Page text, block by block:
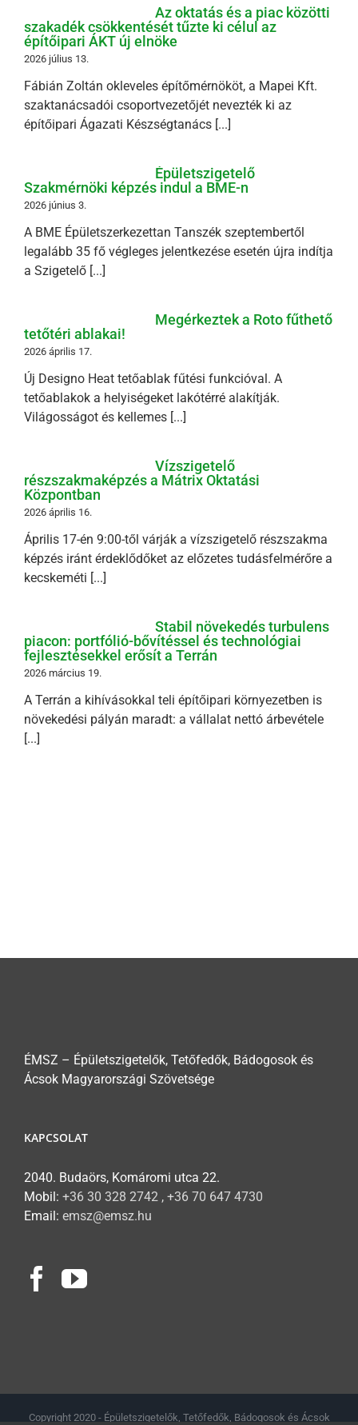
Az oktatás és a piac közötti
szakadék csökkentését tűzte ki célul az
építőipari ÁKT új elnöke
2026 július 13.
Fábián Zoltán okleveles építőmérnököt, a Mapei Kft.
szaktanácsadói csoportvezetőjét nevezték ki az
építőipari Ágazati Készségtanács [...]
Épületszigetelő
Szakmérnöki képzés indul a BME-n
2026 június 3.
A BME Épületszerkezettan Tanszék szeptembertől
legalább 35 fő végleges jelentkezése esetén újra indítja
a Szigetelő [...]
Megérkeztek a Roto fűthető
tetőtéri ablakai!
2026 április 17.
Új Designo Heat tetőablak fűtési funkcióval. A
tetőablakok a helyiségeket lakótérré alakítják.
Világosságot és kellemes [...]
Vízszigetelő
részszakmaképzés a Mátrix Oktatási
Központban
2026 április 16.
Április 17-én 9:00-től várják a vízszigetelő részszakma
képzés iránt érdeklődőket az előzetes tudásfelmérőre a
kecskeméti [...]
Stabil növekedés turbulens
piacon: portfólió-bővítéssel és technológiai
fejlesztésekkel erősít a Terrán
2026 március 19.
A Terrán a kihívásokkal teli építőipari környezetben is
növekedési pályán maradt: a vállalat nettó árbevétele
[...]
ÉMSZ – Épületszigetelők, Tetőfedők, Bádogosok és
Ácsok Magyarországi Szövetsége
KAPCSOLAT
2040. Budaörs, Komáromi utca 22.
Mobil: +36 30 328 2742 , +36 70 647 4730
Email: emsz@emsz.hu
Copyright 2020 - Épületszigetelők, Tetőfedők, Bádogosok és Ácsok